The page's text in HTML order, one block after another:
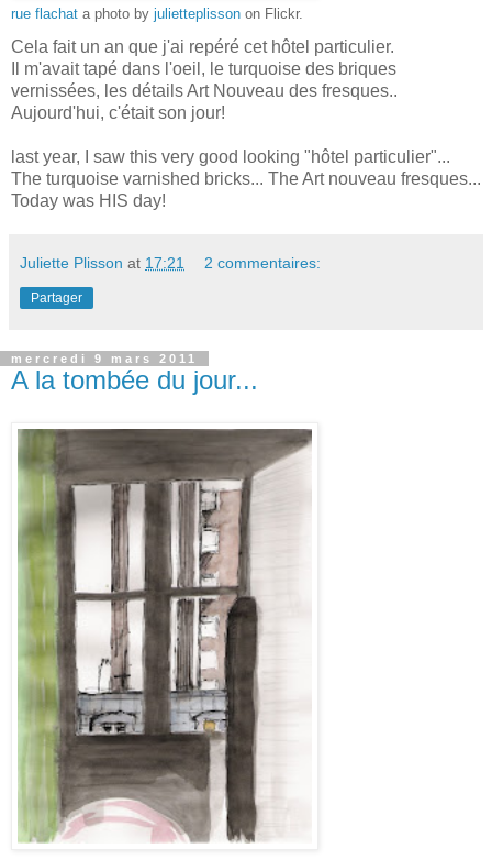
rue flachat a photo by julietteplisson on Flickr.
Cela fait un an que j'ai repéré cet hôtel particulier.
Il m'avait tapé dans l'oeil, le turquoise des briques
vernissées, les détails Art Nouveau des fresques..
Aujourd'hui, c'était son jour!
last year, I saw this very good looking "hôtel particulier"...
The turquoise varnished bricks... The Art nouveau fresques...
Today was HIS day!
Juliette Plisson at 17:21 2 commentaires:
Partager
mercredi 9 mars 2011
A la tombée du jour...